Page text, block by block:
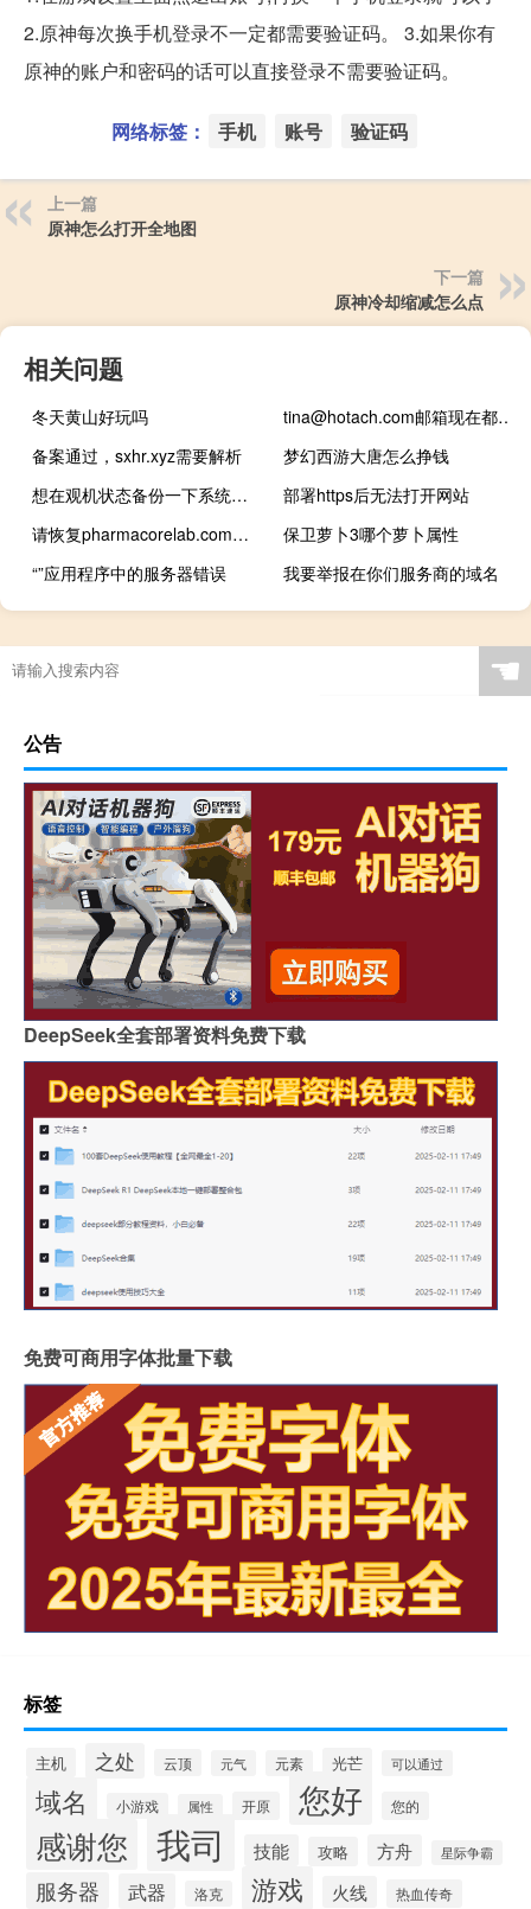
2.原神每次换手机登录不一定都需要验证码。 3.如果你有
原神的账户和密码的话可以直接登录不需要验证码。
网络标签： 手机 账号 验证码
上一篇
原神怎么打开全地图
下一篇
原神冷却缩减怎么点
相关问题
冬天黄山好玩吗
tina@hotach.com邮箱现在都发不出去邮件,接不到
备案通过，sxhr.xyz需要解析
梦幻西游大唐怎么挣钱
想在观机状态备份一下系统盘和数据盘
部署https后无法打开网站
请恢复pharmacorelab.com网站到2020年7月
保卫萝卜3哪个萝卜属性
“”应用程序中的服务器错误
我要举报在你们服务商的域名
☚
公告
DeepSeek全套部署资料免费下载
免费可商用字体批量下载
标签
主机 之处 云顶 元气 元素 光芒 可以通过
域名 小游戏 属性 开原 您好 您的
感谢您 我司 技能 攻略 方舟 星际争霸
服务器 武器 洛克 游戏 火线 热血传奇